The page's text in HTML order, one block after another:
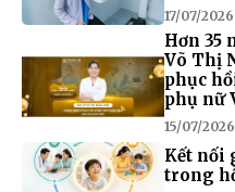
17/07/2026
Hơn 35
Võ Thị
phục
phụ nữ
15/07/2026
Kết nối
trong